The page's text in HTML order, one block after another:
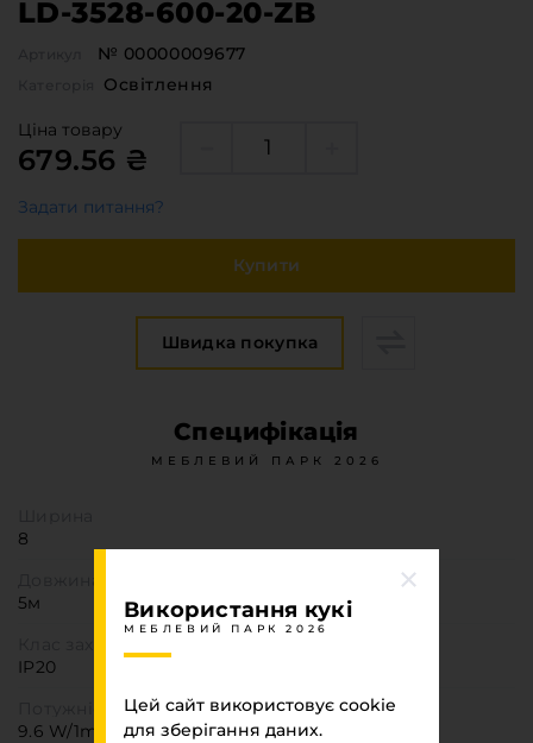
Про компанію
Доставка та оплата
Завантаження
Програмна заява
Меблева фурнітура
LD-3528-600-20-ZB
№ 00000009677
Освітлення
Ціна товару
679.56 ₴
Задати питання?
Купити
Швидка покупка
Специфікація
МЕБЛЕВИЙ ПАРК 2026
8
5м
IP20
Потужність (W) ↓
9.6 W/1m W
Використання кукі
МЕБЛЕВИЙ ПАРК 2026
Цей сайт використовує cookie
для зберігання даних.